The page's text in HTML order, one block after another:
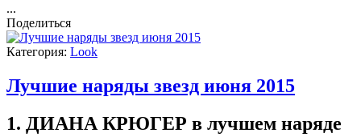
...
Поделиться
Категория: Look
Лучшие наряды звезд июня 2015
1. ДИАНА КРЮГЕР в лучшем наряде